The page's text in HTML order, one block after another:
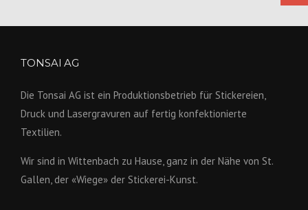
TONSAI AG
Die Tonsai AG ist ein Produktions­betrieb für Stickereien,
Druck und Lasergravuren auf fertig konfek­tionierte
Textilien.
Wir sind in Wittenbach zu Hause, ganz in der Nähe von St.
Gallen, der «Wiege» der Stickerei-Kunst.